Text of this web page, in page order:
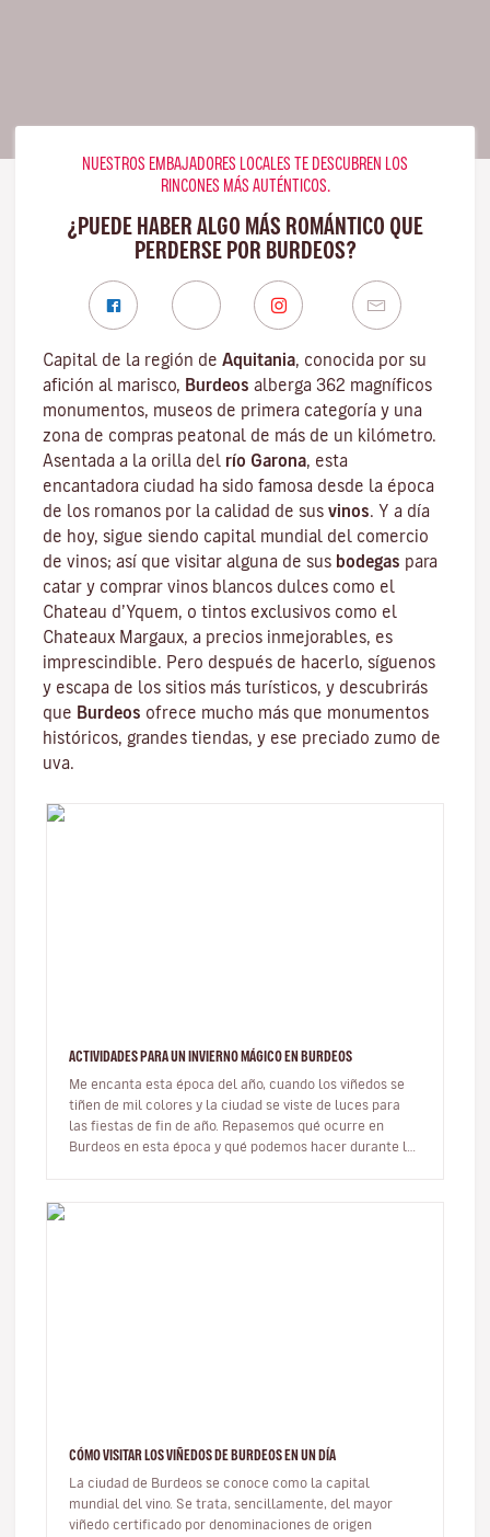
NUESTROS EMBAJADORES LOCALES TE DESCUBREN LOS
RINCONES MÁS AUTÉNTICOS.
¿PUEDE HABER ALGO MÁS ROMÁNTICO QUE
PERDERSE POR BURDEOS?
Capital de la región de Aquitania, conocida por su
afición al marisco, Burdeos alberga 362 magníficos
monumentos, museos de primera categoría y una
zona de compras peatonal de más de un kilómetro.
Asentada a la orilla del río Garona, esta
encantadora ciudad ha sido famosa desde la época
de los romanos por la calidad de sus vinos. Y a día
de hoy, sigue siendo capital mundial del comercio
de vinos; así que visitar alguna de sus bodegas para
catar y comprar vinos blancos dulces como el
Chateau d’Yquem, o tintos exclusivos como el
Chateaux Margaux, a precios inmejorables, es
imprescindible. Pero después de hacerlo, síguenos
y escapa de los sitios más turísticos, y descubrirás
que Burdeos ofrece mucho más que monumentos
históricos, grandes tiendas, y ese preciado zumo de
uva.
ACTIVIDADES PARA UN INVIERNO MÁGICO EN BURDEOS
Me encanta esta época del año, cuando los viñedos se
tiñen de mil colores y la ciudad se viste de luces para
las fiestas de fin de año. Repasemos qué ocurre en
Burdeos en esta época y qué podemos hacer durante los
CÓMO VISITAR LOS VIÑEDOS DE BURDEOS EN UN DÍA
La ciudad de Burdeos se conoce como la capital
mundial del vino. Se trata, sencillamente, del mayor
viñedo certificado por denominaciones de origen